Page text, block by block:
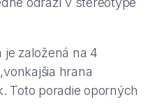
založená na 4
hrana
Toto poradie oporných